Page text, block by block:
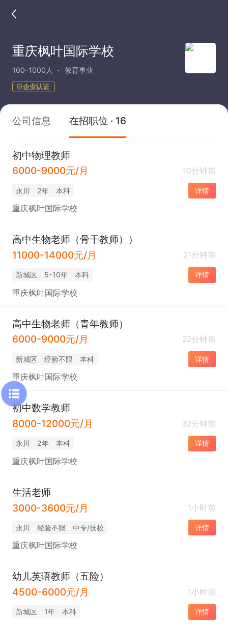
重庆枫叶国际学校
100-1000人 教育事业
企业认证
公司信息 在招职位 · 16
初中物理教师
6000-9000元/月
10分钟前
永川 2年 本科 详情
重庆枫叶国际学校
高中生物老师（骨干教师））
11000-14000元/月
21分钟前
新城区 5-10年 本科 详情
重庆枫叶国际学校
高中生物老师（青年教师）
6000-9000元/月
22分钟前
新城区 经验不限 本科 详情
重庆枫叶国际学校
初中数学教师
8000-12000元/月
32分钟前
永川 2年 本科 详情
重庆枫叶国际学校
生活老师
3000-3600元/月
1小时前
永川 经验不限 中专/技校 详情
重庆枫叶国际学校
幼儿英语教师（五险）
4500-6000元/月
1小时前
新城区 1年 本科 详情